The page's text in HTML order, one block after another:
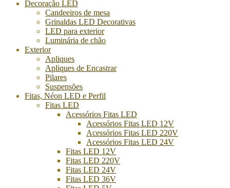
Decoração LED
Candeeiros de mesa
Grinaldas LED Decorativas
LED para exterior
Luminária de chão
Exterior
Apliques
Apliques de Encastrar
Pilares
Suspensões
Fitas, Néon LED e Perfil
Fitas LED
Acessórios Fitas LED
Acessórios Fitas LED 12V
Acessórios Fitas LED 220V
Acessórios Fitas LED 24V
Fitas LED 12V
Fitas LED 220V
Fitas LED 24V
Fitas LED 36V